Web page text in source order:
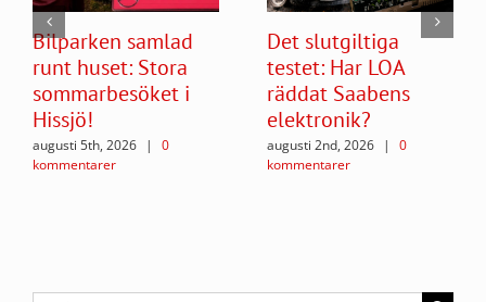
Bilparken samlad
runt huset: Stora
sommarbesöket i
Hissjö!
augusti 5th, 2026 |
0
kommentarer
Det slutgiltiga
testet: Har LOA
räddat Saabens
elektronik?
augusti 2nd, 2026 |
0
kommentarer